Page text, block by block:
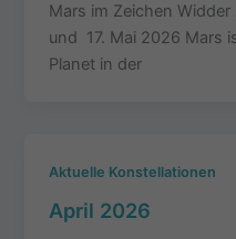
Mars im Zeichen
und 17. Mai 2026 Mars
Planet in der
Aktuelle Konstellationen
April 2026